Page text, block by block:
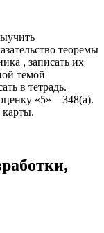
теоремы
, записать их
темой
в тетрадь.
«5» – 348(а).
карты.